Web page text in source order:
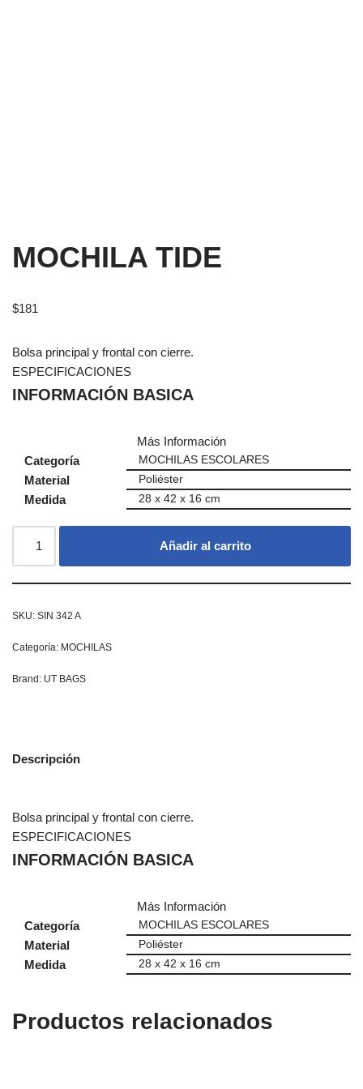
MOCHILA TIDE
$181
Bolsa principal y frontal con cierre.
ESPECIFICACIONES
INFORMACIÓN BASICA
Más Información
Categoría
MOCHILAS ESCOLARES
Material Poliéster
Medida 28 x 42 x 16 cm
Añadir al carrito
SKU: SIN 342 A
Categoría: MOCHILAS
Brand: UT BAGS
Descripción
Bolsa principal y frontal con cierre.
ESPECIFICACIONES
INFORMACIÓN BASICA
Más Información
Categoría
MOCHILAS ESCOLARES
Material Poliéster
Medida 28 x 42 x 16 cm
Productos relacionados